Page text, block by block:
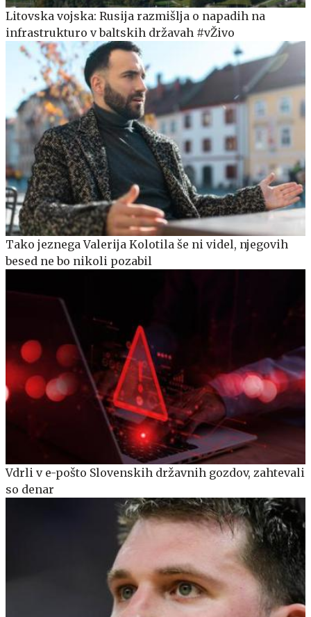
Litovska vojska: Rusija razmišlja o napadih na
infrastrukturo v baltskih državah #vŽivo
Tako jeznega Valerija Kolotila še ni videl, njegovih
besed ne bo nikoli pozabil
Vdrli v e-pošto Slovenskih državnih gozdov, zahtevali
so denar